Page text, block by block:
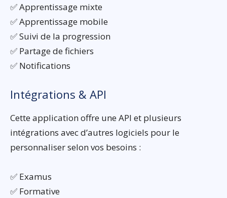
✅ Apprentissage mixte
✅ Apprentissage mobile
✅ Suivi de la progression
✅ Partage de fichiers
✅ Notifications
Intégrations & API
Cette application offre une API et plusieurs
intégrations avec d’autres logiciels pour le
personnaliser selon vos besoins :
✅ Examus
✅ Formative